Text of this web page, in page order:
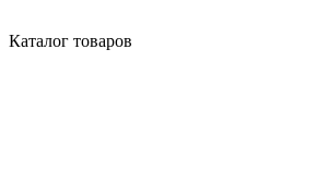
Каталог товаров